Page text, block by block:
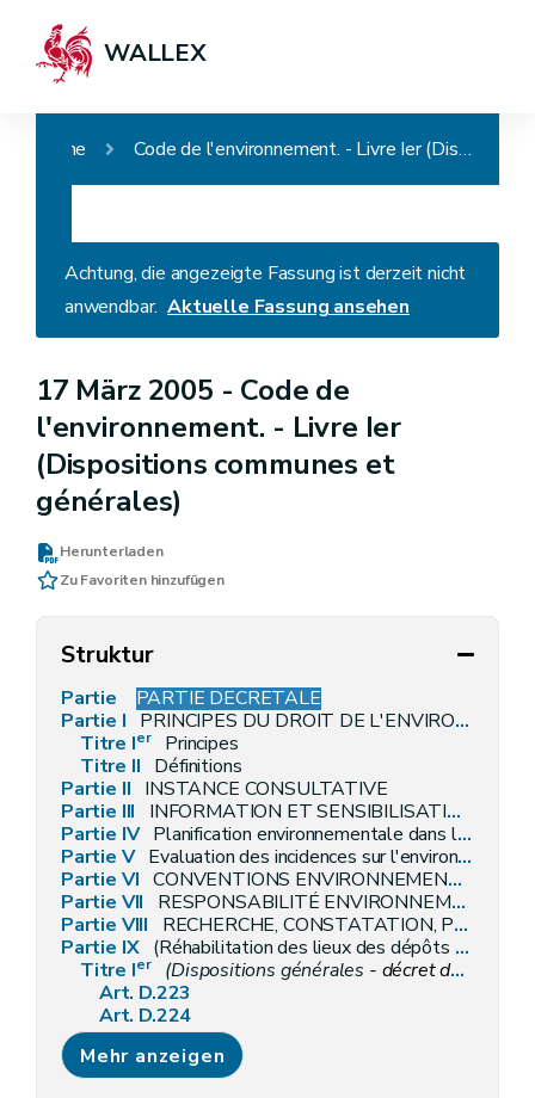
WALLEX
Home Code de l'environnement. - Livre Ier (Dispositions communes et générales)
Achtung, die angezeigte Fassung ist derzeit nicht
anwendbar. Aktuelle Fassung ansehen
17 März 2005 - Code de
l'environnement. - Livre Ier
(Dispositions communes et
générales)
Herunterladen
Zu Favoriten hinzufügen
Struktur
Partie
PARTIE DECRETALE
Partie I PRINCIPES DU DROIT DE L'ENVIRONNEMENT ET DÉFINITIONS GÉNÉRALES
Titre Ier
Principes
Titre II Définitions
Partie II INSTANCE CONSULTATIVE
Partie III
INFORMATION ET SENSIBILISATION EN MATIÈRE D'ENVIRONNEMENT [Décret 31.05.2007]
Partie IV Planification environnementale dans le cadre du développement durable
Partie V Evaluation des incidences sur l'environnement
Partie VI CONVENTIONS ENVIRONNEMENTALES [ET DE TRANSITION ÉCOLOGIQUE - décret-programme 17.07.2018]
Partie VII
RESPONSABILITÉ ENVIRONNEMENTALE EN CE QUI CONCERNE LA PRÉVENTION ET LA RÉPARATION DES DOMMAGES ENVIRONNEMENTAUX][ [décret 22.11.2007]
Partie VIII
RECHERCHE, CONSTATATION, POURSUITE, RÉPRESSION ET MESURES DE RÉPARATION DES INFRACTIONS EN MATIÈRE D'ENVIRONNEMENT (
Partie IX (Réhabilitation des lieux des dépôts sauvages de déchets
Titre Ier (Dispositions générales - décret du 9 mars 2023, art.221)
Art. D.223
Art. D.224
Art. D.225
Art. D.226
Titre II (Procédure
Mehr anzeigen